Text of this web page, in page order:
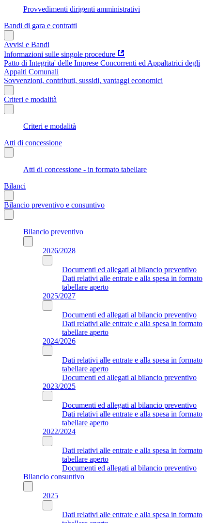
Provvedimenti dirigenti amministrativi
Bandi di gara e contratti
Avvisi e Bandi
Informazioni sulle singole procedure
Patto di Integrita' delle Imprese Concorrenti ed Appaltatrici degli
Appalti Comunali
Sovvenzioni, contributi, sussidi, vantaggi economici
Criteri e modalità
Criteri e modalità
Atti di concessione
Atti di concessione - in formato tabellare
Bilanci
Bilancio preventivo e consuntivo
Bilancio preventivo
2026/2028
Documenti ed allegati al bilancio preventivo
Dati relativi alle entrate e alla spesa in formato
tabellare aperto
2025/2027
Documenti ed allegati al bilancio preventivo
Dati relativi alle entrate e alla spesa in formato
tabellare aperto
2024/2026
Dati relativi alle entrate e alla spesa in formato
tabellare aperto
Documenti ed allegati al bilancio preventivo
2023/2025
Documenti ed allegati al bilancio preventivo
Dati relativi alle entrate e alla spesa in formato
tabellare aperto
2022/2024
Dati relativi alle entrate e alla spesa in formato
tabellare aperto
Documenti ed allegati al bilancio preventivo
Bilancio consuntivo
2025
Dati relativi alle entrate e alla spesa in formato